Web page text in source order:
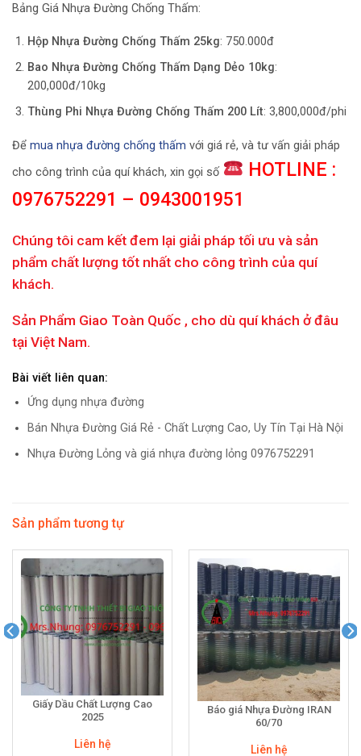
Bảng Giá Nhựa Đường Chống Thấm:
Hộp Nhựa Đường Chống Thấm 25kg: 750.000đ
Bao Nhựa Đường Chống Thấm Dạng Dẻo 10kg:
200,000đ/10kg
Thùng Phi Nhựa Đường Chống Thấm 200 Lít: 3,800,000đ/phi
Để mua nhựa đường chống thấm với giá rẻ, và tư vấn giải pháp
cho công trình của quí khách, xin gọi số
HOTLINE :
0976752291 – 0943001951
Chúng tôi cam kết đem lại giải pháp tối ưu và sản
phẩm chất lượng tốt nhất cho công trình của quí
khách.
Sản Phẩm Giao Toàn Quốc , cho dù quí khách ở đâu
tại Việt Nam.
Bài viết liên quan:
Ứng dụng nhựa đường
Bán Nhựa Đường Giá Rẻ - Chất Lượng Cao, Uy Tín Tại Hà Nội
Nhựa Đường Lỏng và giá nhựa đường lỏng 0976752291
Sản phẩm tương tự
Giấy Dầu Chất Lượng Cao
2025
Liên hệ
Báo giá Nhựa Đường IRAN
60/70
Liên hệ